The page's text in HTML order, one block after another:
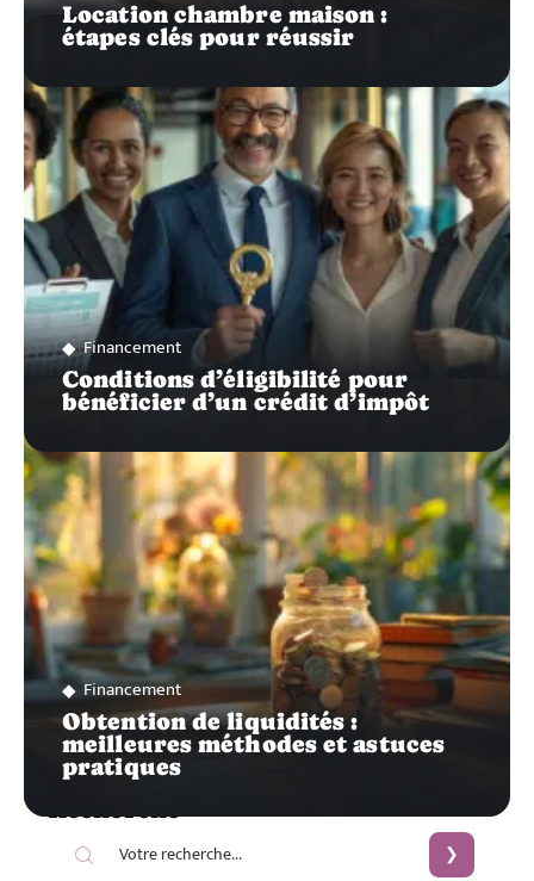
Location chambre maison :
étapes clés pour réussir
Financement
Conditions d’éligibilité pour
bénéficier d’un crédit d’impôt
Financement
Obtention de liquidités :
meilleures méthodes et astuces
pratiques
Recherche